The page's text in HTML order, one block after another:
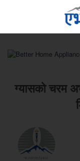
ग्यासको चरम